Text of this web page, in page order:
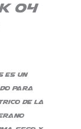
04
es un
para
de la